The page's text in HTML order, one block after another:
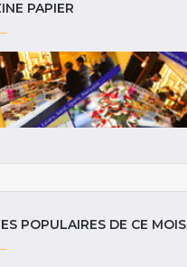
PAPIER
POPULAIRES DE CE MOIS